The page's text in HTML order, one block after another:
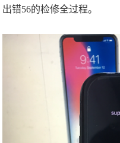
出错56的检修全过程。